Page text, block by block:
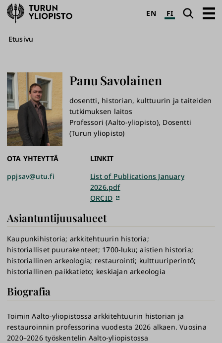
Turun
yliopisto
EN FI Haku
Avaa
Murupolku
Etusivu
Panu Savolainen
dosentti, historian, kulttuurin ja taiteiden
tutkimuksen laitos
Professori (Aalto-yliopisto), Dosentti
(Turun yliopisto)
OTA YHTEYTTÄ
ppjsav@utu.fi
LINKIT
List of Publications January
2026.pdf
ORCID
Asiantuntijuusalueet
Kaupunkihistoria arkkitehtuurin historia
historialliset puurakenteet 1700-luku aistien historia
historiallinen arkeologia restaurointi kulttuuriperintö
historiallinen paikkatieto keskiajan arkeologia
Biografia
Toimin Aalto-yliopistossa arkkitehtuurin historian ja
restauroinnin professorina vuodesta 2026 alkaen. Vuosina
2020–2026 työskentelin Aalto-yliopistossa